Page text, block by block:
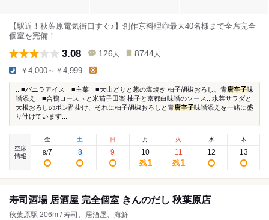
【駅近！秋葉原電気街口すぐ♪】創作京料理◎最大40名様まで全席完全
個室を完備！
3.08 126 人 8744 人
￥4,000～￥4,999 -
...■バニラアイス ■主菜 ■大山どりと葱の塩焼き 柚子胡椒おろし、青唐辛子味
噌添え ■合鴨ローストと米茄子田楽 柚子と京都白味噌のソース...水菜サラダと
大根おろしのポン酢掛け、それに柚子胡椒おろしと青唐辛子味噌添えを一緒に盛
り付けています...
空席
情報
金
8/7
土
8
日
9
月
10
残1
火
11
残1
水
12
木
13
寿司酒場 居酒屋 完全個室 きんのだし 秋葉原店
秋葉原駅 206m / 寿司、居酒屋、海鮮